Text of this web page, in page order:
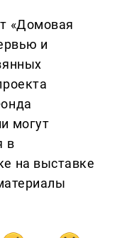
«Домовая
и
могут
в
на выставке